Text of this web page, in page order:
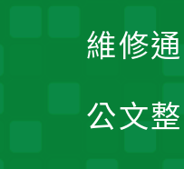
維修
公文